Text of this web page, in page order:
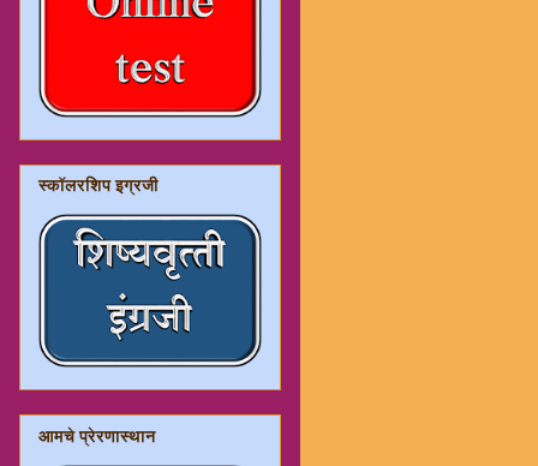
स्कॉलरशिप इग्रजी
आमचे प्रेरणास्थान